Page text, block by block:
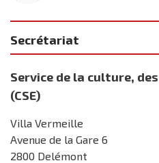
Secrétariat
Service de la culture,
(CSE)
Villa Vermeille
Avenue de la Gare 6
2800 Delémont